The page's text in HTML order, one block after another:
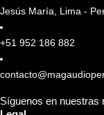
Jesús María, Lima -
+51 952 186 882
Síguenos en nuestras